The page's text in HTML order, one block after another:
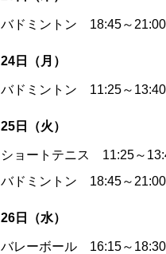
バドミントン 18:45～
24日（月）
バドミントン 11:25～
25日（火）
ショートテニス 11:25～
バドミントン 18:45～
26日（水）
バレーボール 16:15～